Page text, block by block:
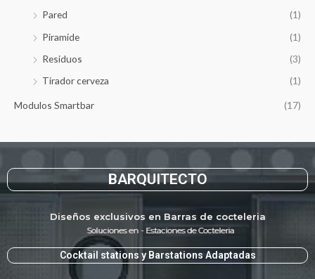
Pared
(1)
Piramide
(1)
Residuos
(3)
Tirador cerveza
(1)
Modulos Smartbar (17)
BARQUITECTO
Diseños exclusivos en Barras de cocteleria
Soluciones en - Estaciones de Cocteleria
Cocktail stations y Barstations Adaptadas